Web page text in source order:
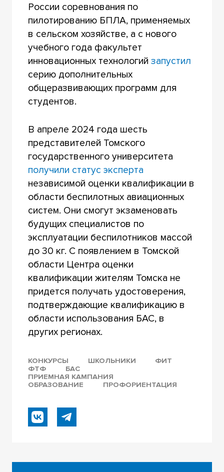
России соревнования по
пилотированию БПЛА, применяемых
в сельском хозяйстве, а с нового
учебного года факультет
инновационных технологий запустил
серию дополнительных
общеразвивающих программ для
студентов.
В апреле 2024 года шесть
представителей Томского
государственного университета
получили статус эксперта
независимой оценки квалификации в
области беспилотных авиационных
систем. Они смогут экзаменовать
будущих специалистов по
эксплуатации беспилотников массой
до 30 кг. С появлением в Томской
области Центра оценки
квалификации жителям Томска не
придется получать удостоверения,
подтверждающие квалификацию в
области использования БАС, в
других регионах.
КОНКУРСЫ ШКОЛЬНИКИ
ФИТ
ФТФ
БАС
ПРИЕМНАЯ КАМПАНИЯ
ОБРАЗОВАНИЕ
ПРОФОРИЕНТАЦИЯ